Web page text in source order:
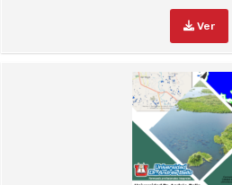
Ver